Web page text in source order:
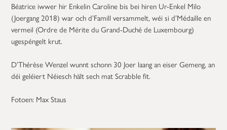
Béatrice iwwer hir Enkelin Caroline bis bei hiren Ur-Enkel Milo
(Joergang 2018) war och d’Famill versammelt, wéi si d’Médaille en
vermeil (Ordre de Mérite du Grand-Duché de Luxembourg)
ugespéngelt krut.
D’Thérèse Wenzel wunnt schonn 30 Joer laang an eiser Gemeng, an
déi geléiert Néiesch hält sech mat Scrabble fit.
Fotoen: Max Staus